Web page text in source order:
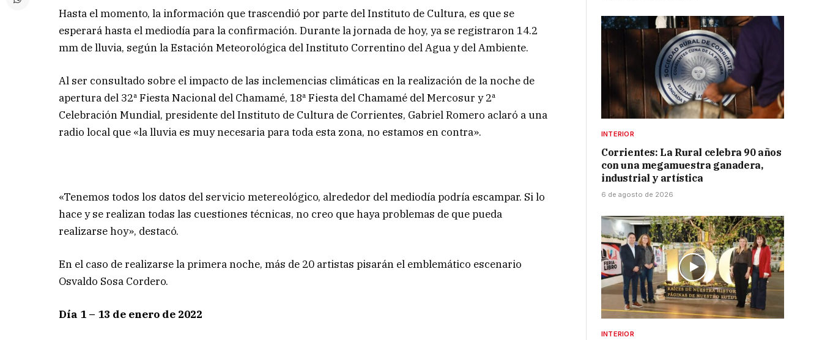
Hasta el momento, la información que trascendió por parte del Instituto de Cultura, es que se
esperará hasta el mediodía para la confirmación. Durante la jornada de hoy, ya se registraron 14.2
mm de lluvia, según la Estación Meteorológica del Instituto Correntino del Agua y del Ambiente.
Al ser consultado sobre el impacto de las inclemencias climáticas en la realización de la noche de
apertura del 32ª Fiesta Nacional del Chamamé, 18ª Fiesta del Chamamé del Mercosur y 2ª
Celebración Mundial, presidente del Instituto de Cultura de Corrientes, Gabriel Romero aclaró a una
radio local que «la lluvia es muy necesaria para toda esta zona, no estamos en contra».
«Tenemos todos los datos del servicio metereológico, alrededor del mediodía podría escampar. Si lo
hace y se realizan todas las cuestiones técnicas, no creo que haya problemas de que pueda
realizarse hoy», destacó.
En el caso de realizarse la primera noche, más de 20 artistas pisarán el emblemático escenario
Osvaldo Sosa Cordero.
Día 1 – 13 de enero de 2022
INTERIOR
Corrientes: La Rural celebra 90 años
con una megamuestra ganadera,
industrial y artística
6 de agosto de 2026
INTERIOR